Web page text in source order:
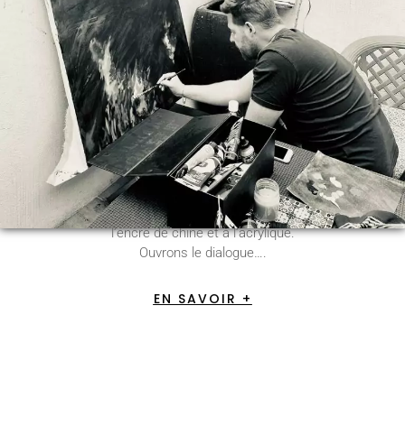
Artiste Peintre …..
Thierry labrosse propose des peintures aux pastels, à
l’encre de chine et à l’acrylique.
Ouvrons le dialogue….
EN SAVOIR +